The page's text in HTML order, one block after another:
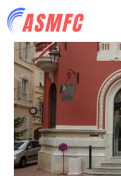
Aller
au
contenu